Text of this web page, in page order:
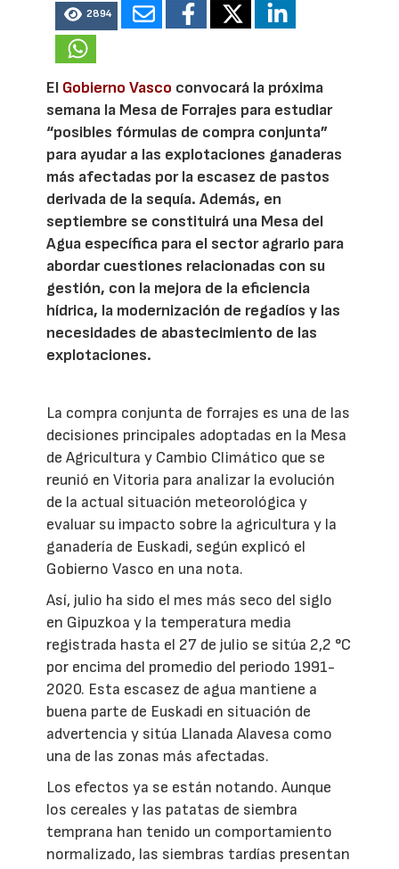
2894
El Gobierno Vasco convocará la próxima
semana la Mesa de Forrajes para estudiar
“posibles fórmulas de compra conjunta”
para ayudar a las explotaciones ganaderas
más afectadas por la escasez de pastos
derivada de la sequía. Además, en
septiembre se constituirá una Mesa del
Agua específica para el sector agrario para
abordar cuestiones relacionadas con su
gestión, con la mejora de la eficiencia
hídrica, la modernización de regadíos y las
necesidades de abastecimiento de las
explotaciones.
La compra conjunta de forrajes es una de las
decisiones principales adoptadas en la Mesa
de Agricultura y Cambio Climático que se
reunió en Vitoria para analizar la evolución
de la actual situación meteorológica y
evaluar su impacto sobre la agricultura y la
ganadería de Euskadi, según explicó el
Gobierno Vasco en una nota.
Así, julio ha sido el mes más seco del siglo
en Gipuzkoa y la temperatura media
registrada hasta el 27 de julio se sitúa 2,2 °C
por encima del promedio del periodo 1991-
2020. Esta escasez de agua mantiene a
buena parte de Euskadi en situación de
advertencia y sitúa Llanada Alavesa como
una de las zonas más afectadas.
Los efectos ya se están notando. Aunque
los cereales y las patatas de siembra
temprana han tenido un comportamiento
normalizado, las siembras tardías presentan